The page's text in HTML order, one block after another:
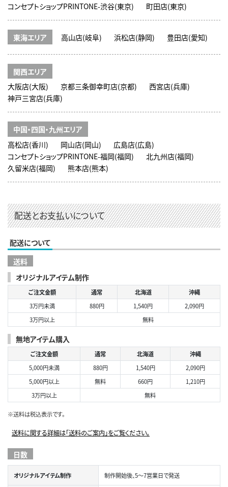
コンセプトショップPRINTONE-渋谷(東京)
町田店(東京)
東海エリア 高山店(岐阜) 浜松店(静岡) 豊田店(愛知)
関西エリア
大阪店(大阪)
京都三条御幸町店(京都)
西宮店(兵庫)
神戸三宮店(兵庫)
中国・四国・九州エリア
高松店(香川)
岡山店(岡山)
広島店(広島)
コンセプトショップPRINTONE-福岡(福岡)
北九州店(福岡)
久留米店(福岡)
熊本店(熊本)
配送とお支払いについて
配送について
送料
オリジナルアイテム制作
ご注文金額 通常 北海道
沖縄
3万円未満
880円 1,540円
2,090円
3万円以上
無料
無地アイテム購入
ご注文金額 通常 北海道
沖縄
5,000円未満
880円 1,540円
2,090円
5,000円以上
無料 660円
1,210円
3万円以上
無料
※送料は税込表示です。
送料に関する詳細は「送料のご案内」をご覧ください。
日数
オリジナルアイテム制作 制作開始後、5～7営業日で発送